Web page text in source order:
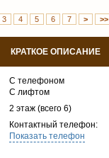
3 4 5 6 7 > >>
КРАТКОЕ ОПИСАНИЕ
С телефоном
С лифтом
2 этаж (всего 6)
Контактный телефон:
Показать телефон